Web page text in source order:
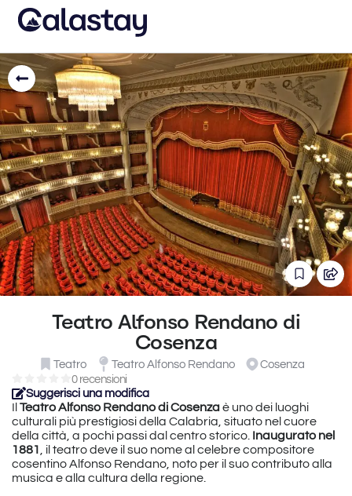
Teatro Alfonso Rendano di
Cosenza
Teatro Teatro Alfonso Rendano
Cosenza
0 recensioni
Suggerisci una modifica
Il Teatro Alfonso Rendano di Cosenzaè uno dei luoghi
culturali più prestigiosi della Calabria, situato nel cuore
della città, a pochi passi dal centro storico. Inaugurato nel
1881
, il teatro deve il suo nome al celebre compositore
cosentino Alfonso Rendano, noto per il suo contributo alla
musica e alla cultura della regione.